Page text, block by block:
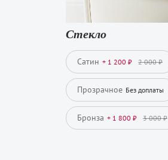
Стекло
Сатин + 1 200 ₽ 2 000 ₽
Прозрачное Без доплаты
Бронза + 1 800 ₽ 3 000 ₽